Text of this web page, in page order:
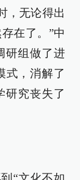
，无论得出
在了。”中
研组做了进
式，消解了
研究丧失了